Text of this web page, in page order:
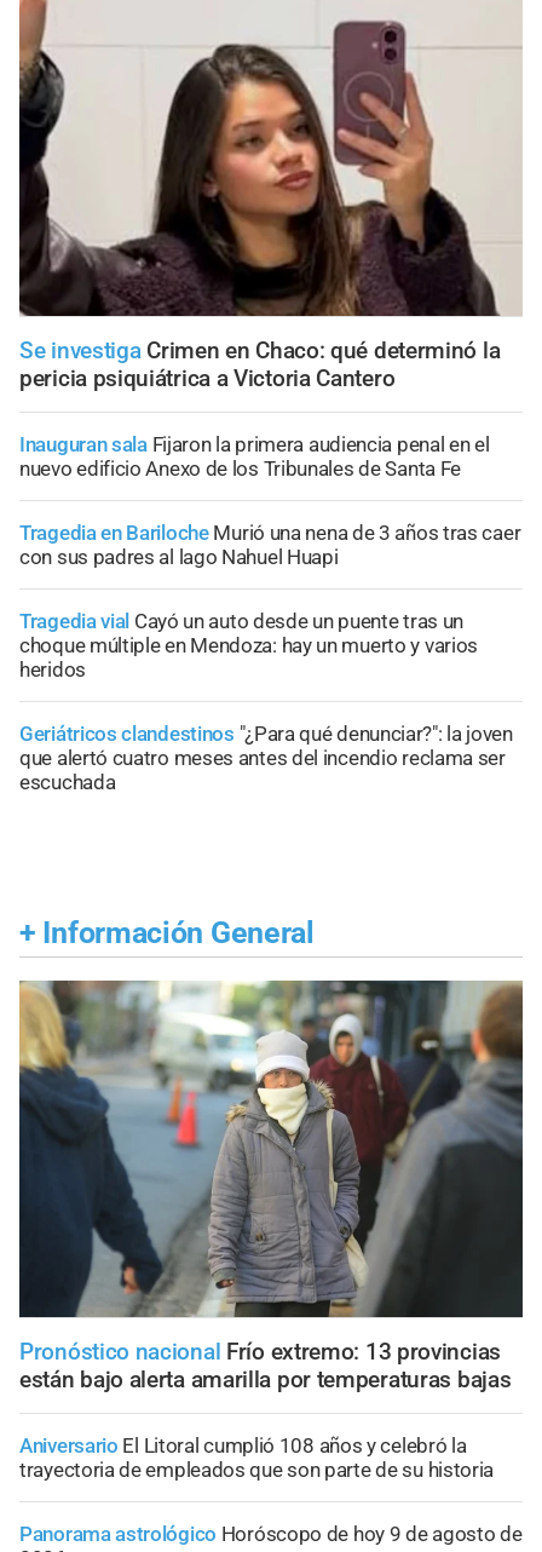
Se investiga Crimen en Chaco: qué determinó la
pericia psiquiátrica a Victoria Cantero
Inauguran sala Fijaron la primera audiencia penal en el
nuevo edificio Anexo de los Tribunales de Santa Fe
Tragedia en Bariloche Murió una nena de 3 años tras caer
con sus padres al lago Nahuel Huapi
Tragedia vial Cayó un auto desde un puente tras un
choque múltiple en Mendoza: hay un muerto y varios
heridos
Geriátricos clandestinos "¿Para qué denunciar?": la joven
que alertó cuatro meses antes del incendio reclama ser
escuchada
+ Información General
Pronóstico nacional Frío extremo: 13 provincias
están bajo alerta amarilla por temperaturas bajas
Aniversario El Litoral cumplió 108 años y celebró la
trayectoria de empleados que son parte de su historia
Panorama astrológico Horóscopo de hoy 9 de agosto de